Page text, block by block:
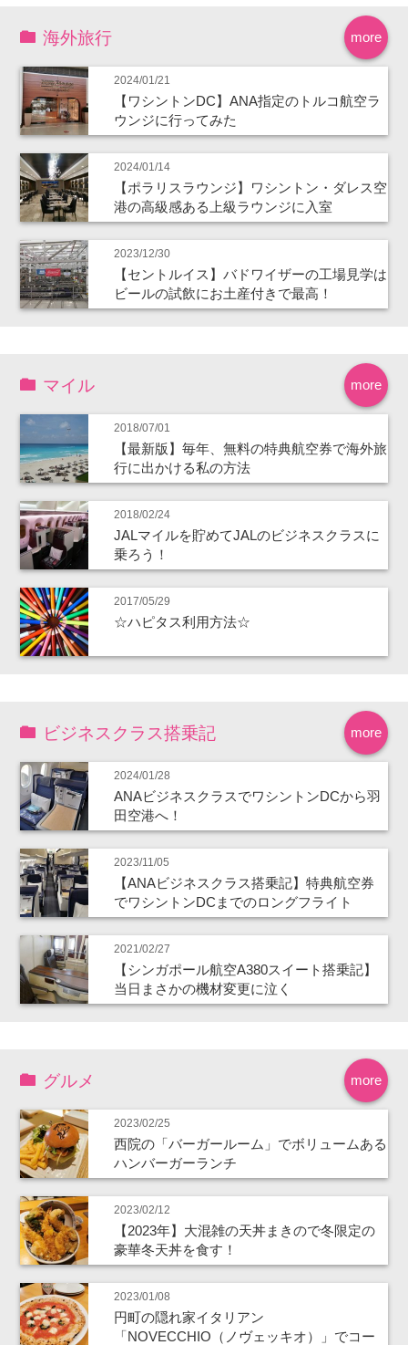
more
海外旅行
2024/01/21
【ワシントンDC】ANA指定のトルコ航空ラ
ウンジに行ってみた
2024/01/14
【ポラリスラウンジ】ワシントン・ダレス空
港の高級感ある上級ラウンジに入室
2023/12/30
【セントルイス】バドワイザーの工場見学は
ビールの試飲にお土産付きで最高！
more
マイル
2018/07/01
【最新版】毎年、無料の特典航空券で海外旅
行に出かける私の方法
2018/02/24
JALマイルを貯めてJALのビジネスクラスに
乗ろう！
2017/05/29
☆ハピタス利用方法☆
more
ビジネスクラス搭乗記
2024/01/28
ANAビジネスクラスでワシントンDCから羽
田空港へ！
2023/11/05
【ANAビジネスクラス搭乗記】特典航空券
でワシントンDCまでのロングフライト
2021/02/27
【シンガポール航空A380スイート搭乗記】
当日まさかの機材変更に泣く
more
グルメ
2023/02/25
西院の「バーガールーム」でボリュームある
ハンバーガーランチ
2023/02/12
【2023年】大混雑の天丼まきので冬限定の
豪華冬天丼を食す！
2023/01/08
円町の隠れ家イタリアン
「NOVECCHIO（ノヴェッキオ）」でコー